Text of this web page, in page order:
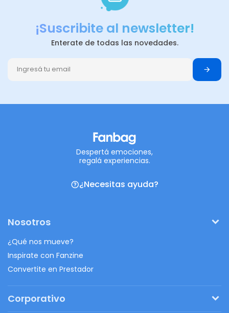
¡Suscribite al newsletter!
Enterate de todas las novedades.
Despertá emociones,
regalá experiencias.
¿Necesitas ayuda?
Nosotros
¿Qué nos mueve?
Inspirate con Fanzine
Convertite en Prestador
Corporativo